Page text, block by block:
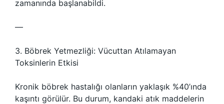
zamanında başlanabildi.
—
3. Böbrek Yetmezliği: Vücuttan Atılamayan
Toksinlerin Etkisi
Kronik böbrek hastalığı olanların yaklaşık %40’ında
kaşıntı görülür. Bu durum, kandaki atık maddelerin